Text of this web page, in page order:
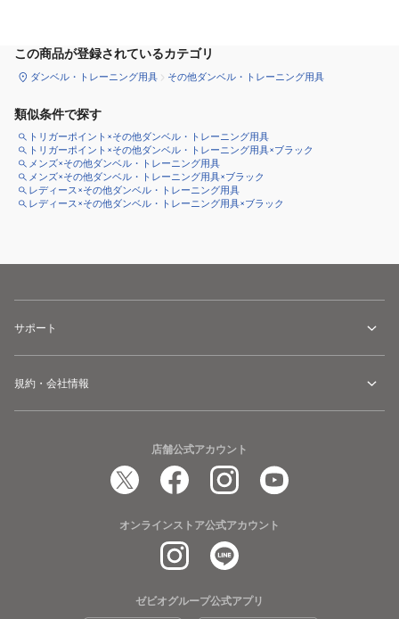
この商品が登録されているカテゴリ
ダンベル・トレーニング用具 その他ダンベル・トレーニング用具
類似条件で探す
トリガーポイント×その他ダンベル・トレーニング用具
トリガーポイント×その他ダンベル・トレーニング用具×ブラック
メンズ×その他ダンベル・トレーニング用具
メンズ×その他ダンベル・トレーニング用具×ブラック
レディース×その他ダンベル・トレーニング用具
レディース×その他ダンベル・トレーニング用具×ブラック
サポート
規約・会社情報
店舗公式アカウント
オンラインストア公式アカウント
ゼビオグループ公式アプリ